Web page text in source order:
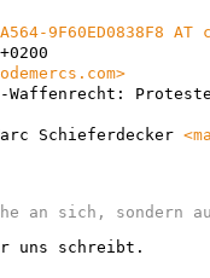
9F60ED0838F8 AT
Waffenrecht:
Schieferdecker
uns schreibt.